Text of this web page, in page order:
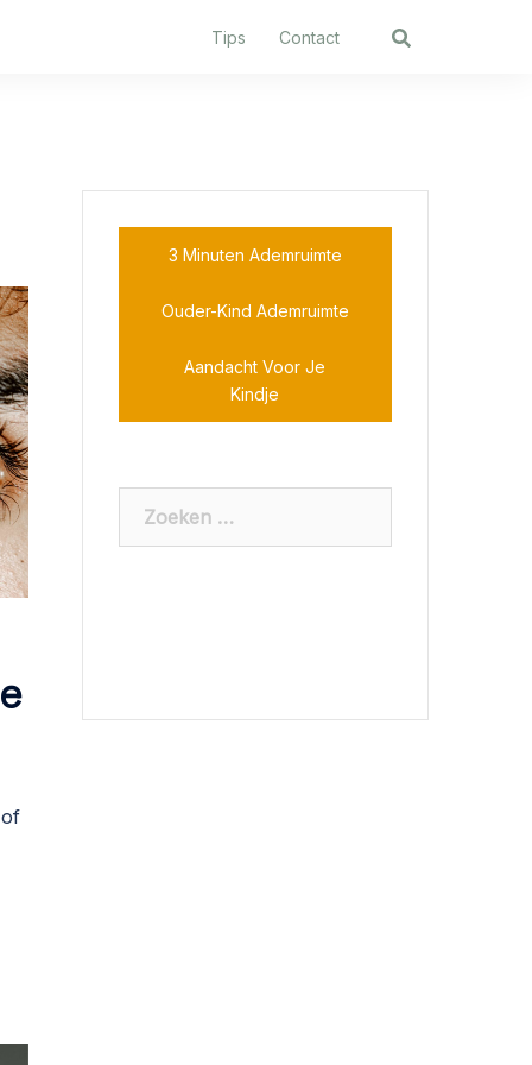
Tips Contact
3 Minuten Ademruimte
Ouder-Kind Ademruimte
Aandacht Voor Je
Kindje